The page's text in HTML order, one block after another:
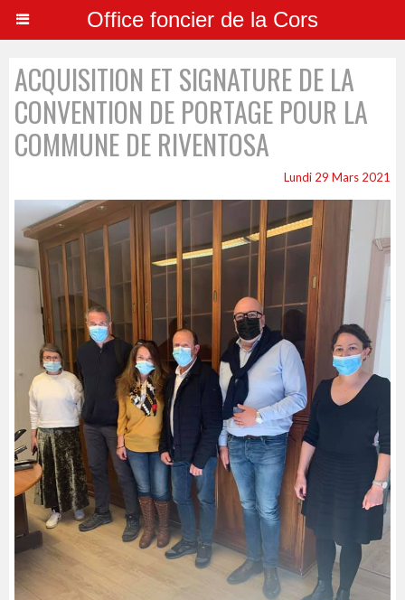
Office foncier de la Cors
ACQUISITION ET SIGNATURE DE LA
CONVENTION DE PORTAGE POUR LA
COMMUNE DE RIVENTOSA
Lundi 29 Mars 2021